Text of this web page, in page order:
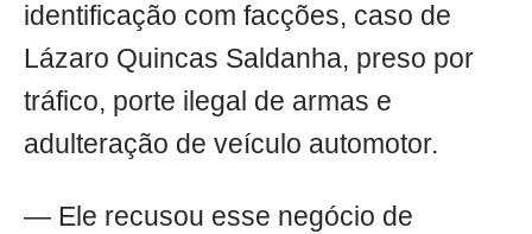
identificação com facções, caso de
Lázaro Quincas Saldanha, preso por
tráfico, porte ilegal de armas e
adulteração de veículo automotor.
— Ele recusou esse negócio de